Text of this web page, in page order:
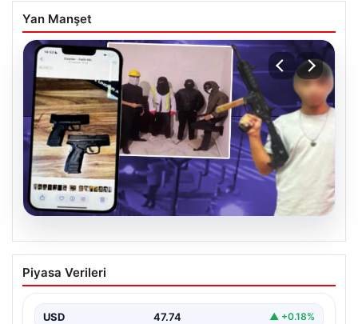
Yan Manşet
Casperlar çetesine yeni iddianame
Piyasa Verileri
USD 47.74 ▲ +0.18%